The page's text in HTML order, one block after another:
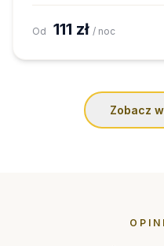
Od 111 zł / noc
Zobacz